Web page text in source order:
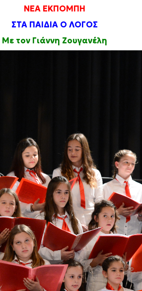
ΝΕΑ ΕΚΠΟΜΠΗ
ΣΤΑ ΠΑΙΔΙΑ Ο ΛΟΓΟΣ
Με τον Γιάννη Ζουγανέλη